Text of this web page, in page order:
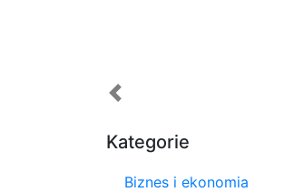
Kategorie
Biznes i ekonomia